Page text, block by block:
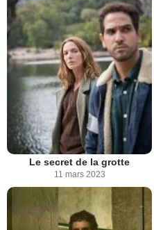
Le secret de la grotte
11 mars 2023